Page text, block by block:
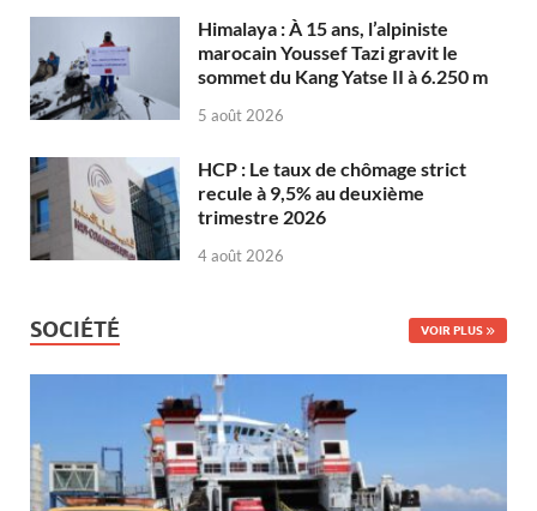
Himalaya : À 15 ans, l’alpiniste
marocain Youssef Tazi gravit le
sommet du Kang Yatse II à 6.250 m
5 août 2026
HCP : Le taux de chômage strict
recule à 9,5% au deuxième
trimestre 2026
4 août 2026
SOCIÉTÉ VOIR PLUS